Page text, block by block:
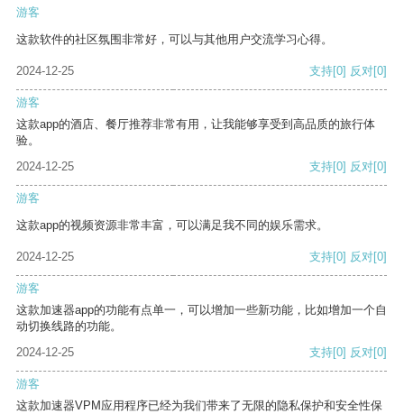
游客
这款软件的社区氛围非常好，可以与其他用户交流学习心得。
2024-12-25 支持[0] 反对[0]
游客
这款app的酒店、餐厅推荐非常有用，让我能够享受到高品质的旅行体
验。
2024-12-25
支持[0] 反对[0]
游客
这款app的视频资源非常丰富，可以满足我不同的娱乐需求。
2024-12-25 支持[0] 反对[0]
游客
这款加速器app的功能有点单一，可以增加一些新功能，比如增加一个自
动切换线路的功能。
2024-12-25
支持[0] 反对[0]
游客
这款加速器VPM应用程序已经为我们带来了无限的隐私保护和安全性保